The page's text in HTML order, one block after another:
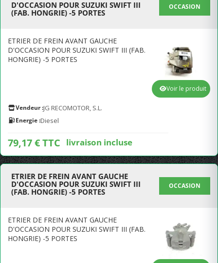
D'OCCASION POUR SUZUKI SWIFT III
(FAB. HONGRIE) -5 PORTES
OCCASION
ETRIER DE FREIN AVANT GAUCHE
D'OCCASION POUR SUZUKI SWIFT III (FAB.
HONGRIE) -5 PORTES
Vendeur :JG RECOMOTOR, S.L.
Energie :Diesel
79,17 € TTC livraison incluse
Voir le produit
ETRIER DE FREIN AVANT GAUCHE
D'OCCASION POUR SUZUKI SWIFT III
(FAB. HONGRIE) -5 PORTES
OCCASION
ETRIER DE FREIN AVANT GAUCHE
D'OCCASION POUR SUZUKI SWIFT III (FAB.
HONGRIE) -5 PORTES